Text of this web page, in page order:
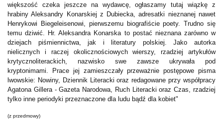
większość czeka jeszcze na wydawcę, ogłaszamy tutaj wiązkę z
hrabiny Aleksandry Konarskiej z Dubiecka, adresatki nieznanej nawet
Henrykowi Biegeleisenowi, pierwszemu biografiście poety. Trudno się
temu dziwić. Hr. Aleksandra Konarska to postać nieznana zarówno w
dziejach piśmiennictwa, jak i literatury polskiej. Jako autorka
nielicznych i raczej okolicznościowych wierszy, rzadziej artykułów
krytycznoliterackich, nazwisko swe zawsze ukrywała pod
kryptonimami. Prace jej zamieszczały przeważnie postępowe pisma
lwowskie: Nowiny, Dziennik Literacki oraz redagowane przy współpracy
Agatona Gillera - Gazeta Narodowa, Ruch Literacki oraz Czas, rzadziej
tylko inne periodyki przeznaczone dla ludu bądź dla kobiet"
(z przedmowy)